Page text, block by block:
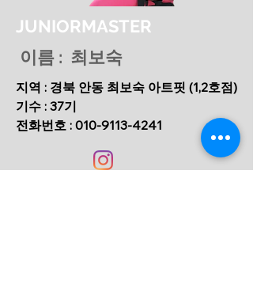
JUNIORMASTER
이름 : 최보숙
지역 : 경북 안동 최보숙 아트핏 (1,2호점)
기수 : 37기
​전화번호 : 010-9113-4241